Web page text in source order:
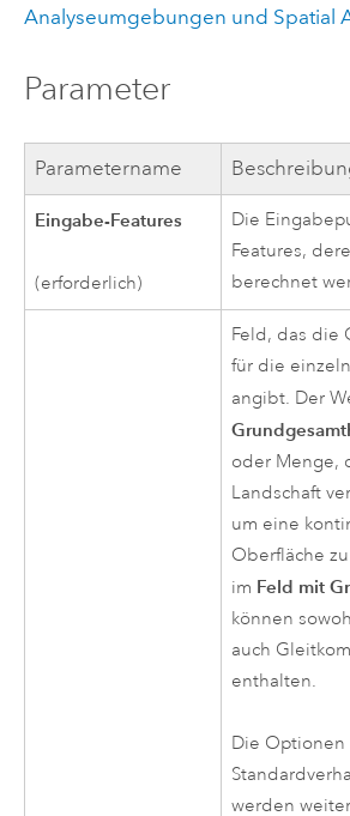
Analyseumgebungen und Spatial
Parameter
Parametername
Eingabe-Features
(erforderlich)
Die
Features,
berechnet
Feld, das die
für die
angibt. Der
oder Menge,
Landschaft
um eine
Oberfläche
im Feld mit
können
auch
enthalten.
Die Optionen
werden